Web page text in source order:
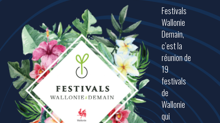
Festivals
Wallonie
Demain,
c’est la
réunion de
19
festivals
de
Wallonie
qui